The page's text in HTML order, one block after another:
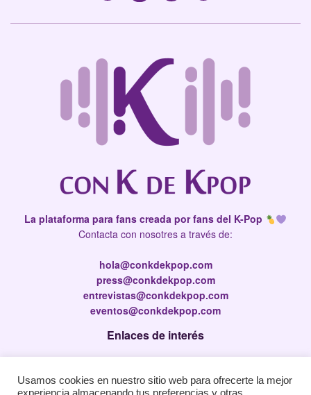
La plataforma para fans creada por fans del K-Pop
Contacta con nosotres a través de:
hola@conkdekpop.com
press@conkdekpop.com
entrevistas@conkdekpop.com
eventos@conkdekpop.com
Enlaces de interés
Política de privacidad
Usamos cookies en nuestro sitio web para ofrecerte la mejor